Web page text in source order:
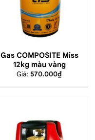
Gas COMPOSITE Miss
12kg màu vàng
Giá: 570.000₫